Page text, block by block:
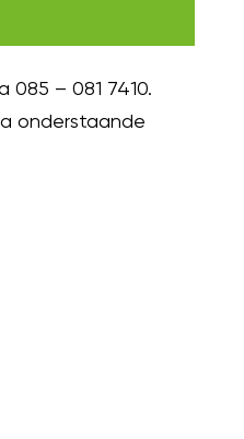
– 081 7410.
onderstaande